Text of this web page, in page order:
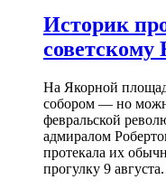
Историк
На Якорной
собором — но
февральской
адмиралом
протекала их
прогулку 9